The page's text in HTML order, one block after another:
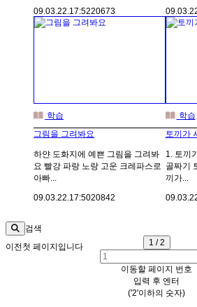
09.03.22. 17:5220673
학습
그림을 그려봐요
하얀 도화지에 예쁜 그림을 그려봐
요 빨강 파랑 노랑 고운 크레파스로
아빠...
09.03.22.17:5020842
학습
토끼가
1. 토끼
골짜기
끼가...
검색
이전첫 페이지입니다 1 / 2
이동할 페이지 번호
입력 후 엔터
('2'이하의 숫자)